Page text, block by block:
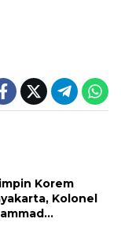
Korem
Kolonel